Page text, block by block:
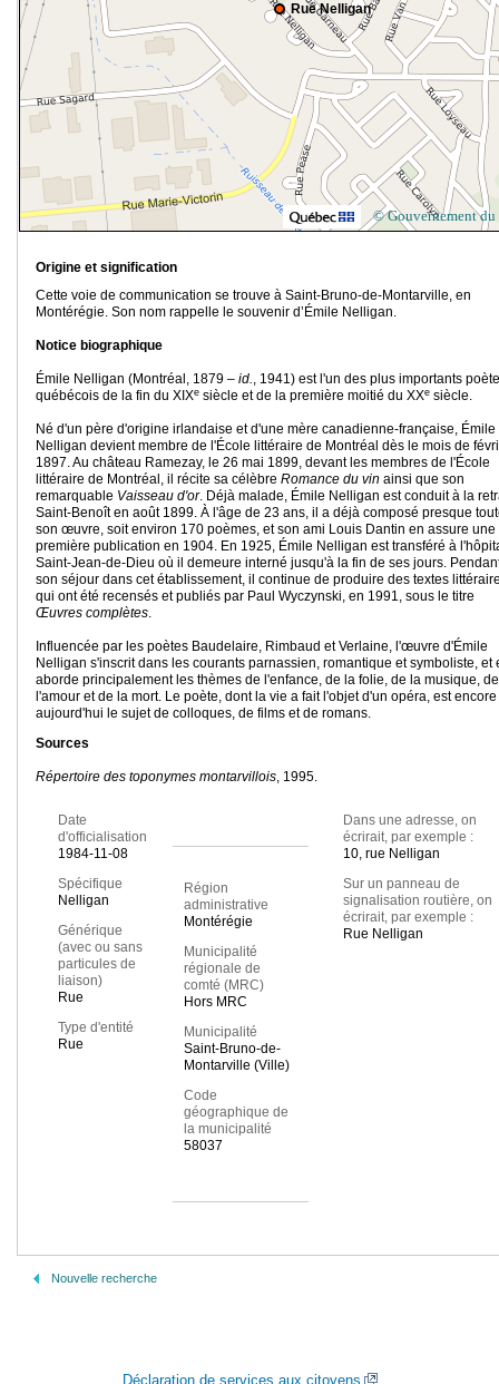
Rue Nelligan
© Gouvernement du
Origine et signification
Cette voie de communication se trouve à Saint-Bruno-de-Montarville, en
Montérégie. Son nom rappelle le souvenir d’Émile Nelligan.
Notice biographique
Émile Nelligan (Montréal, 1879 – id., 1941) est l'un des plus importants
québécois de la fin du XIXe siècle et de la première moitié du XXe siècle.
Né d'un père d'origine irlandaise et d'une mère canadienne-française, Émile
Nelligan devient membre de l'École littéraire de Montréal dès le mois de
1897. Au château Ramezay, le 26 mai 1899, devant les membres de l'École
littéraire de Montréal, il récite sa célèbre Romance du vin ainsi que son
remarquable Vaisseau d'or. Déjà malade, Émile Nelligan est conduit à la
Saint-Benoît en août 1899. À l'âge de 23 ans, il a déjà composé presque
son œuvre, soit environ 170 poèmes, et son ami Louis Dantin en assure une
première publication en 1904. En 1925, Émile Nelligan est transféré à
Saint-Jean-de-Dieu où il demeure interné jusqu'à la fin de ses jours.
son séjour dans cet établissement, il continue de produire des textes
qui ont été recensés et publiés par Paul Wyczynski, en 1991, sous le titre
Œuvres complètes.
Influencée par les poètes Baudelaire, Rimbaud et Verlaine, l'œuvre d'Émile
Nelligan s'inscrit dans les courants parnassien, romantique et symboliste, et
aborde principalement les thèmes de l'enfance, de la folie, de la musique, de
l'amour et de la mort. Le poète, dont la vie a fait l'objet d'un opéra, est encore
aujourd'hui le sujet de colloques, de films et de romans.
Sources
Répertoire des toponymes montarvillois, 1995.
Date
d'officialisation
1984-11-08
Spécifique
Nelligan
Générique
(avec ou sans
particules de
liaison)
Rue
Type d'entité
Rue
Région
administrative
Montérégie
Municipalité
régionale de
comté (MRC)
Hors MRC
Municipalité
Saint-Bruno-de-
Montarville (Ville)
Code
géographique de
la municipalité
58037
Dans une adresse, on
écrirait, par exemple :
10, rue Nelligan
Sur un panneau de
signalisation routière, on
écrirait, par exemple :
Rue Nelligan
Nouvelle recherche
Déclaration de services aux citoyens